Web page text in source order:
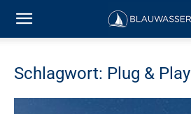
Schlagwort: Plug & Play